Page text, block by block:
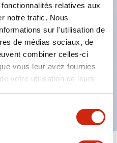
relatives aux
notre trafic. Nous
sur l'utilisation de
de médias sociaux, de
combiner celles-ci
vous leur avez fournies
votre utilisation de leurs
mécaniques grâce à
de rappel unique
sur l'ergonomie : LED
à haute visibilité,
couleur du ruban
disponible